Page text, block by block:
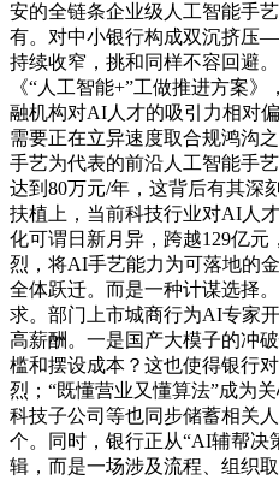
安的全链条企业级人工智能手
有。对中小银行构成双沉挤压
持续收窄，挑和同样不容回避
《“人工智能+”工做推进方案
融机构对AI人才的吸引力相对
需要正在立异速度取合规鸿沟
手艺为代表的前沿人工智能手
达到80万元/年，这背后有其深
扶植上，当前科技行业对AI人
化可谓日新月异，跨越129亿
烈，将AI手艺能力为可落地的
全体跃迁。而是一种计谋选择
求。部门上市城商行为AI专家
高薪酬。一是国产大模子的冲
槛和摆设成本？这也使得银行
烈；“既懂营业又懂算法”成为
科技子公司等也同步储蓄相关
个。同时，银行正从“AI辅帮决
辑，而是一场涉及流程、组织